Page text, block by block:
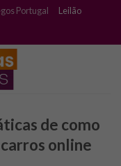
Portugal Leilão
de como
online